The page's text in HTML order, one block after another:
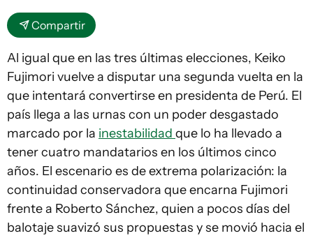
Compartir
Al igual que en las tres últimas elecciones, Keiko
Fujimori vuelve a disputar una segunda vuelta en la
que intentará convertirse en presidenta de Perú. El
país llega a las urnas con un poder desgastado
marcado por la inestabilidad que lo ha llevado a
tener cuatro mandatarios en los últimos cinco
años. El escenario es de extrema polarización: la
continuidad conservadora que encarna Fujimori
frente a Roberto Sánchez, quien a pocos días del
balotaje suavizó sus propuestas y se movió hacia el